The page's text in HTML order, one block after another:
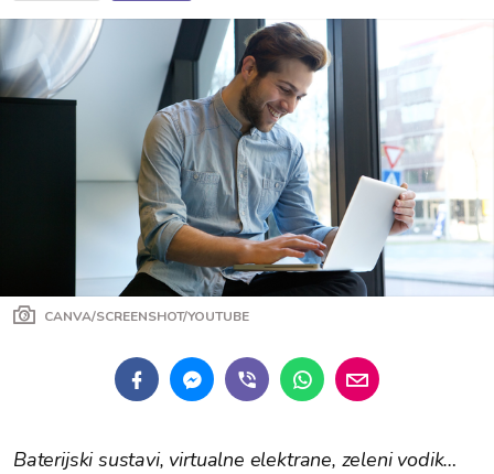
CANVA/SCREENSHOT/YOUTUBE
Baterijski sustavi, virtualne elektrane, zeleni vodik…